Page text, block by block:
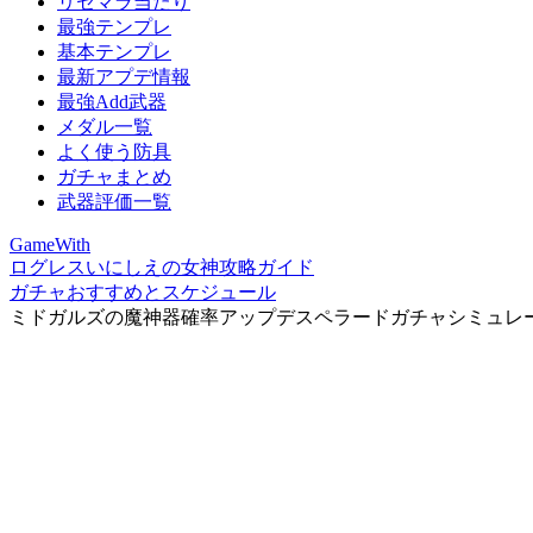
最強テンプレ
基本テンプレ
最新アプデ情報
最強Add武器
メダル一覧
よく使う防具
ガチャまとめ
武器評価一覧
GameWith
ログレスいにしえの女神攻略ガイド
ガチャおすすめとスケジュール
ミドガルズの魔神器確率アップデスペラードガチャシミュレ